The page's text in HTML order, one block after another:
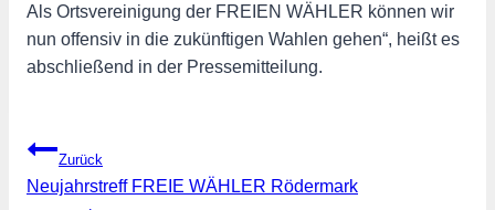
Als Ortsvereinigung der FREIEN WÄHLER können wir
nun offensiv in die zukünftigen Wahlen gehen“, heißt es
abschließend in der Pressemitteilung.
Beitragsnavigation
Zurück
Neujahrstreff FREIE WÄHLER Rödermark